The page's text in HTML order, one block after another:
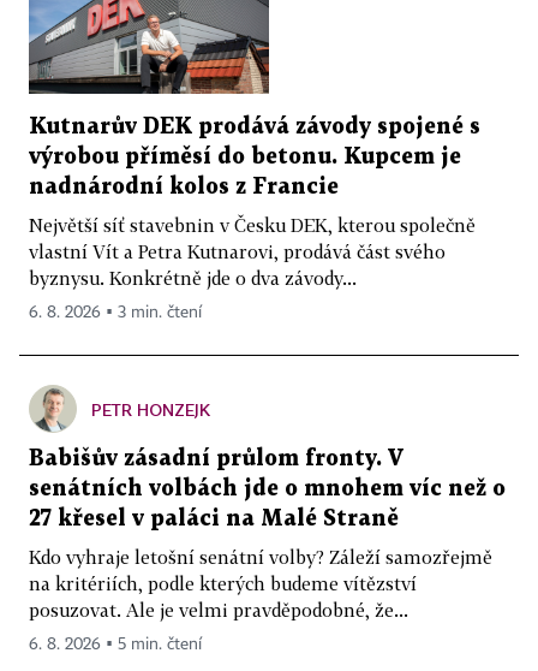
Kutnarův DEK prodává závody spojené s
výrobou příměsí do betonu. Kupcem je
nadnárodní kolos z Francie
Největší síť stavebnin v Česku DEK, kterou společně
vlastní Vít a Petra Kutnarovi, prodává část svého
byznysu. Konkrétně jde o dva závody...
6. 8. 2026 ▪ 3 min. čtení
PETR HONZEJK
Babišův zásadní průlom fronty. V
senátních volbách jde o mnohem víc než o
27 křesel v paláci na Malé Straně
Kdo vyhraje letošní senátní volby? Záleží samozřejmě
na kritériích, podle kterých budeme vítězství
posuzovat. Ale je velmi pravděpodobné, že...
6. 8. 2026 ▪ 5 min. čtení